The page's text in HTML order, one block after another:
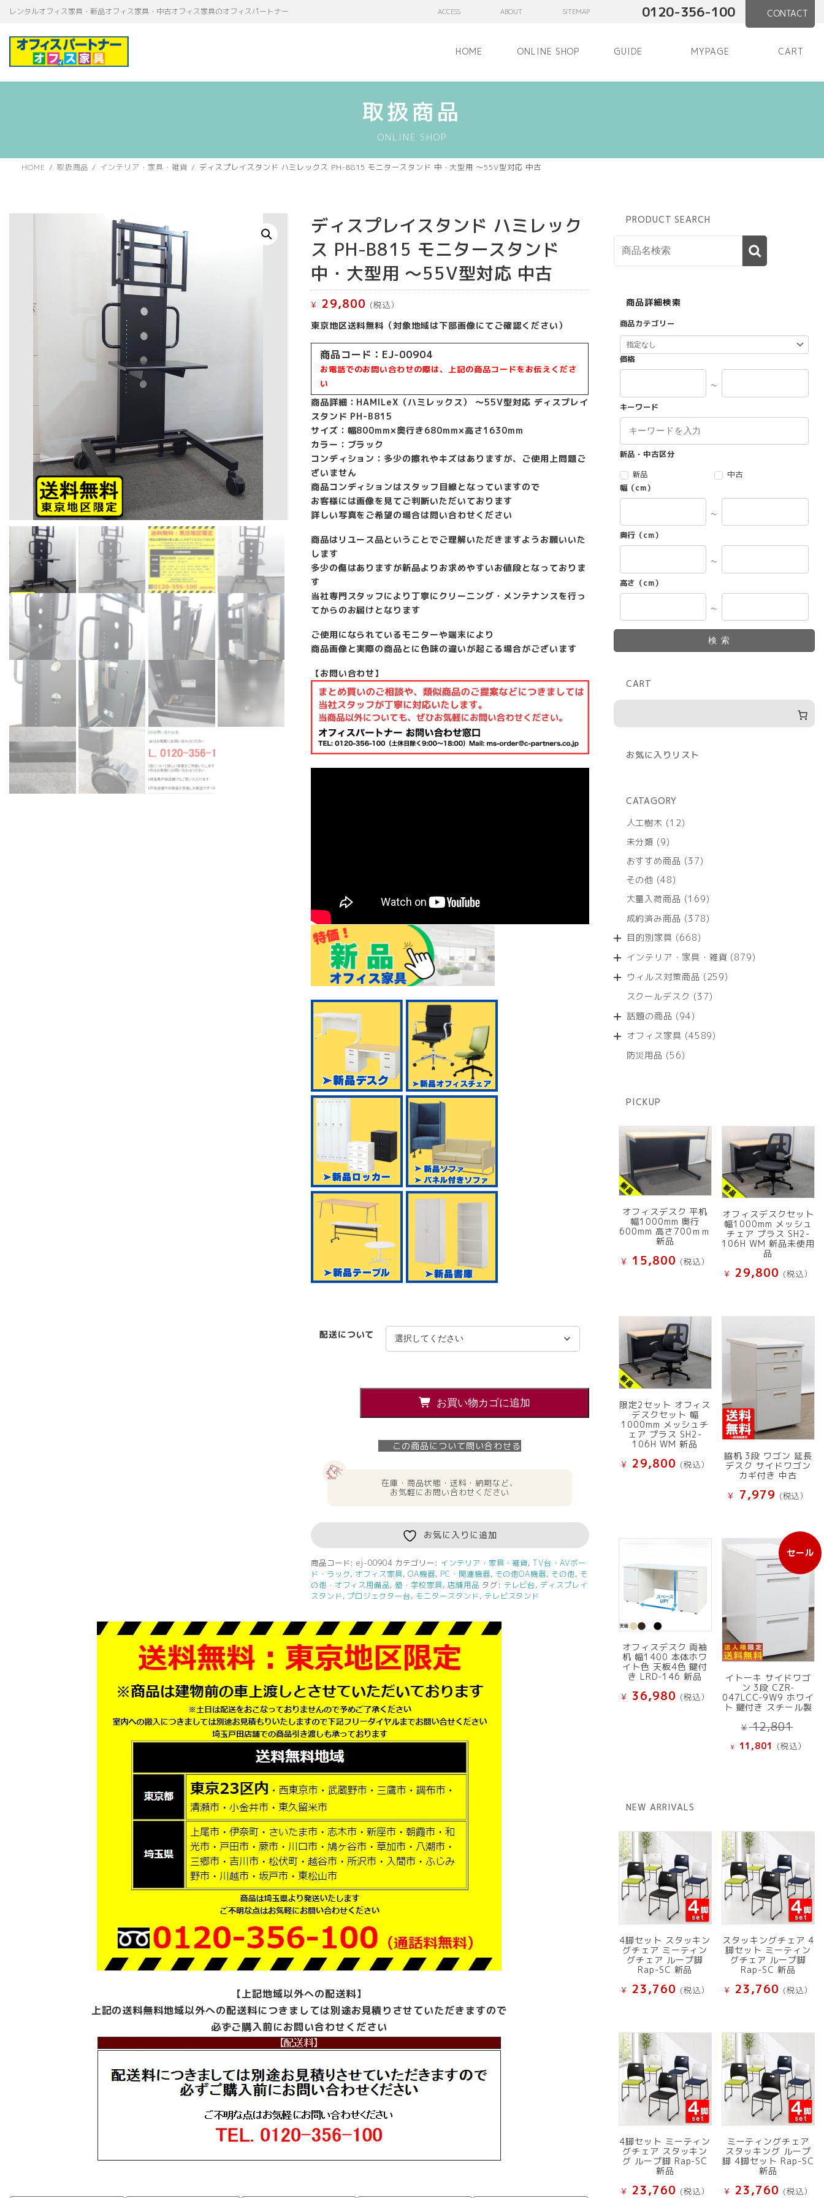
テ
ゲ
レンタルオフィス家具・新品オフィス家具・中古オフィス家具のオフィスパートナー ACCESS ABOUT SITEMAP 0120-356-100 CONTACT
HOME ONLINE SHOP GUIDE MYPAGE CART
取扱商品
ONLINE SHOP
HOME 取扱商品 インテリア・家具・雑貨 ディスプレイスタンド ハミレックス PH-B815 モニタースタンド 中・大型用 ～55V型対応 中古
ディスプレイスタンド ハミレック
ス PH-B815 モニタースタンド
中・大型用 ～55V型対応 中古
¥ 29,800 (税込）
東京地区送料無料（対象地域は下部画像にてご確認ください）
商品コード：EJ-00904
お電話でのお問い合わせの際は、上記の商品コードをお伝えくださ
い
商品詳細：HAMILeX（ハミレックス） ～55V型対応 ディスプレイ
スタンド PH-B815
サイズ：幅800mm×奥行き680mm×高さ1630mm
カラー：ブラック
コンディション：多少の擦れやキズはありますが、ご使用上問題ご
ざいません
商品コンディションはスタッフ目線となっていますので
お客様には画像を見てご判断いただいております
詳しい写真をご希望の場合は問い合わせください
商品はリユース品ということでご理解いただきますようお願いいた
します
多少の傷はありますが新品よりお求めやすいお値段となっておりま
す
当社専門スタッフにより丁寧にクリーニング・メンテナンスを行っ
てからのお届けとなります
ご使用になられているモニターや端末により
商品画像と実際の商品とに色味の違いが起こる場合がございます
【お問い合わせ】
配送について
ド
ハ
ミ
レ
ッ
ク
PH-
B815
モ
ニ
ー
ス
タ
ン
ド
中・
大
型
用
～
55V
型
対
応
中
古
個
お買い物カゴに追加
この商品について問い合わせる
在庫・商品状態・送料・納期など、
お気軽にお問い合わせください
お気に入りに追加
商品コード:ej-00904 カテゴリー: インテリア・家具・雑貨,TV台・AVボー
ド・ラック, オフィス家具,OA機器, PC・関連機器, その他OA機器, その他, そ
の他・オフィス用備品,塾・学校家具, 店舗用品 タグ: テレビ台, ディスプレイ
スタンド, プロジェクター台, モニタースタンド, テレビスタンド
【上記地域以外への配送料】
上記の送料無料地域以外への配送料につきましては別途お見積りさせていただきますので
必ずご購入前にお問い合わせください
PRODUCT SEARCH
商品詳細検索
商品カテゴリー
価格
～
キーワード
新品・中古区分
新品
中古
幅（cm）
～
奥行（cm）
～
高さ（cm）
～
検索
CART
お気に入りリスト
CATAGORY
人工樹木
1212
商
未分類 99
の
商
おすすめ商品 3737
商
その他 4848
の
商
大量入荷商品 169169
の
成約済み商品 378378
商
目的別家具 668668
の
商
インテリア・家具・雑貨 879879
ウィルス対策商品 259259
スクールデスク 3737
商
話題の商品 9494
の
オフィス家具 45894589
防災用品 5656
PICKUP
オフィスデスク 平机
幅1000mm 奥行
600mm 高さ700ｍｍ
新品
¥ 15,800 (税込）
オフィスデスクセット
幅1000mm メッシュ
チェア プラス SH2-
106H WM 新品未使用
品
¥ 29,800 (税込）
限定2セット オフィス
デスクセット 幅
1000mm メッシュチ
ェア プラス SH2-
106H WM 新品
¥ 29,800 (税込）
脇机 3段 ワゴン 延長
デスク サイドワゴン
カギ付き 中古
¥ 7,979 (税込）
オフィスデスク 両袖
机 幅1400 本体ホワ
イト色 天板4色 鍵付
き LRD-146 新品
¥ 36,980 (税込）
セール
販
売
中
品
イトーキ サイドワゴ
ン 3段 CZR-
047LCC-9W9 ホワイ
ト 鍵付き スチール製
¥12,801
の
価
¥ 11,801 現
で
す。
(税込）
NEW ARRIVALS
4脚セット スタッキン
グチェア ミーティン
グチェア ループ脚
Rap-SC 新品
¥ 23,760 (税込）
スタッキングチェア 4
脚セット ミーティン
グチェア ループ脚
Rap-SC 新品
¥ 23,760 (税込）
4脚セット ミーティン
グチェア スタッキン
グ ループ脚 Rap-SC
新品
¥ 23,760 (税込）
ミーティングチェア
スタッキング ループ
脚 4脚セット Rap-SC
新品
¥ 23,760 (税込）